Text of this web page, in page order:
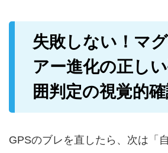
失敗しない！マ
アー進化の正し
囲判定の視覚的確
GPSのブレを直したら、次は「